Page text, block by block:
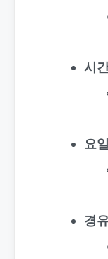
시
요일
경